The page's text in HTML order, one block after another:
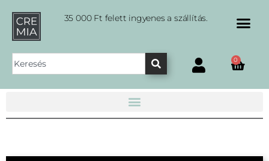
35 000 Ft felett ingyenes a szállítás.
0